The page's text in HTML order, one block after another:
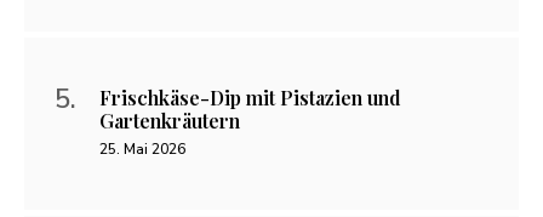
Frischkäse-Dip mit Pistazien und
Gartenkräutern
25. Mai 2026